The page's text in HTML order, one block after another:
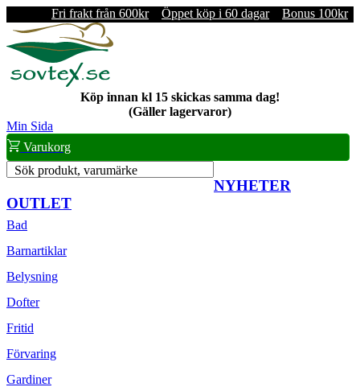
Fri frakt från 600kr Öppet köp i 60 dagar Bonus 100kr
Köp innan kl 15 skickas samma dag!
(Gäller lagervaror)
Min Sida
Varukorg
Sök produkt, varumärke
NYHETER
OUTLET
Bad
Barnartiklar
Belysning
Dofter
Fritid
Förvaring
Gardiner